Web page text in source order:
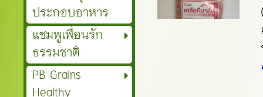
ประกอบอาหาร
แชมพูเพื่อนรัก
ธรรมชาติ
PB Grains